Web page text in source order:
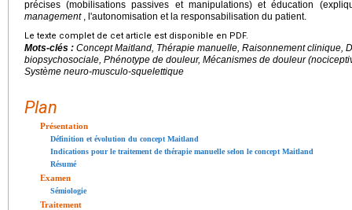
précises (mobilisations passives et manipulations) et éducation
management, l'autonomisation et la responsabilisation du patient.
Le texte complet de cet article est disponible en PDF.
Mots-clés : Concept Maitland, Thérapie manuelle, Raisonnement clinique,
biopsychosociale, Phénotype de douleur, Mécanismes de douleur
Système neuro-musculo-squelettique
Plan
Présentation
Définition et évolution du concept Maitland
Indications pour le traitement de thérapie manuelle selon le concept Maitland
Résumé
Examen
Sémiologie
Traitement